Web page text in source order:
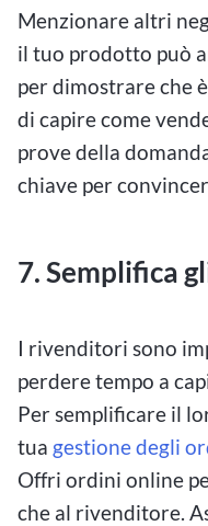
Menzionare altri
il tuo prodotto può
per dimostrare che
di capire come
prove della
chiave per
7. Semplifica
I rivenditori sono
perdere tempo a
Per semplificare il
tua gestione degli
Offri ordini online
che al rivenditore.